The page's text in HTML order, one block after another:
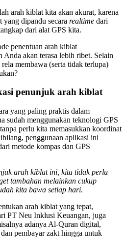
arah kiblat kita akan akurat, karena
dipandu secara realtime dari
dari alat GPS kita.
penentuan arah kiblat
Anda akan terasa lebih ribet. Selain
membawa (serta tidak terlupa)
penunjuk arah kiblat
yang paling praktis dalam
sudah menggunakan teknologi GPS
perlu kita memasukkan koordinat
penggunaan aplikasi ini
metode kompas dan GPS
arah kiblat ini, kita tidak perlu
tambahan melainkan cukup
kita bawa setiap hari.
arah kiblat yang tepat,
PT Neu Inklusi Keuangan, juga
adanya Al-Quran digital,
pembayar zakt hingga untuk